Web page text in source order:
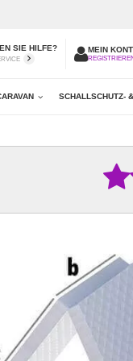
SIE HILFE? MEIN
SCHALLSCHUTZ-